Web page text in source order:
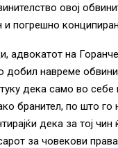
овој
и погрешно конципиран.
адвокатот на
добил навреме
дека само во себе
бранител, по што го
дека за тој чин
за човекови